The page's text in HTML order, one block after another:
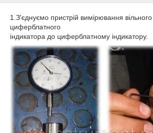
1.З'єднуємо пристрій вимірювання
циферблатного
індикатора до циферблатному індикатору.